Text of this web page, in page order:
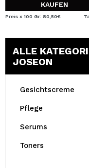
KAUFEN
Preis x 100 Gr: 80,50€
ALLE
JOSEON
Gesichtscreme
Pflege
Serums
Toners